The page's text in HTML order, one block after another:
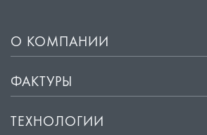
О КОМПАНИИ
ФАКТУРЫ
ТЕХНОЛОГИИ